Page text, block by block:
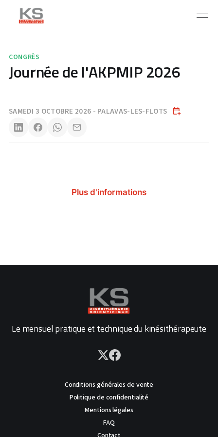
CONGRÈS
Journée de l'AKPMIP 2026
SAMEDI 3 OCTOBRE 2026 - PALAVAS-LES-FLOTS
Plus d'informations
Le mensuel pratique et technique du kinésithérapeute
Conditions générales de vente
Politique de confidentialité
Mentions légales
FAQ